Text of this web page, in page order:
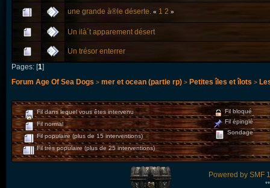
une grande à®le déserte. « 1 2 »
Un ilà´t apparement désert
Un trésor enterrer
Pages: [1]
Forum Age Of Sea Dogs > mer et ocean (partie rp) > Petites îles et îlots >
Fil dans lequel vous êtes intervenu
Fil normal
Fil populaire (plus de 15 interventions)
Fil très populaire (plus de 25 interventions)
Fil bloqué
Fil épinglé
Sondage
Powered by SMF